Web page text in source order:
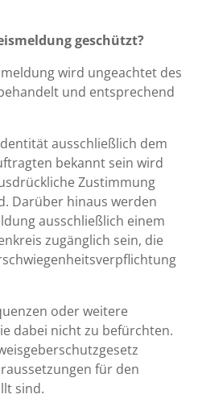
geschützt?
wird ungeachtet des
und entsprechend
ausschließlich dem
bekannt sein wird
Zustimmung
Darüber hinaus werden
ausschließlich einem
zugänglich sein, die
oder weitere
dabei nicht zu befürchten.
für den
sind.